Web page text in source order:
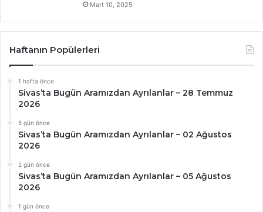
Mart 10, 2025
Haftanın Popülerleri
1 hafta önce
Sivas’ta Bugün Aramızdan Ayrılanlar – 28 Temmuz
2026
5 gün önce
Sivas’ta Bugün Aramızdan Ayrılanlar – 02 Ağustos
2026
2 gün önce
Sivas’ta Bugün Aramızdan Ayrılanlar – 05 Ağustos
2026
1 gün önce